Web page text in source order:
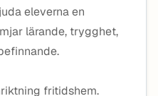
eleverna en
lärande, trygghet,
fritidshem.